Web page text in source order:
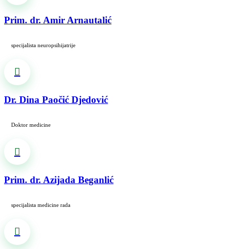
specijalista neuropsihijatrije
Prim. dr. Amir Arnautalić
Doktor medicine
Dr. Dina Paočić Djedović
specijalista medicine rada
Prim. dr. Azijada Beganlić